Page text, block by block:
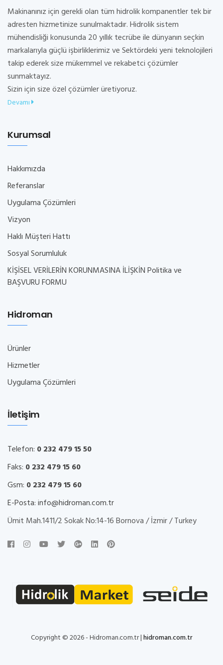
Makinanınız için gerekli olan tüm hidrolik kompanentler tek bir
adresten hizmetinize sunulmaktadır. Hidrolik sistem
mühendisliği konusunda 20 yıllık tecrübe ile dünyanın seçkin
markalarıyla güçlü işbirliklerimiz ve Sektördeki yeni teknolojileri
takip ederek size mükemmel ve rekabetci çözümler
sunmaktayız.
Sizin için size özel çözümler üretiyoruz.
Devamı
Kurumsal
Hakkımızda
Referanslar
Uygulama Çözümleri
Vizyon
Haklı Müşteri Hattı
Sosyal Sorumluluk
KİŞİSEL VERİLERİN KORUNMASINA İLİŞKİN Politika ve
BAŞVURU FORMU
Hidroman
Ürünler
Hizmetler
Uygulama Çözümleri
İletişim
Telefon: 0 232 479 15 50
Faks: 0 232 479 15 60
Gsm: 0 232 479 15 60
E-Posta:info@hidroman.com.tr
Ümit Mah.1411/2 Sokak No:14-16 Bornova / İzmir / Turkey
Copyright © 2026 - Hidroman.com.tr |hidroman.com.tr